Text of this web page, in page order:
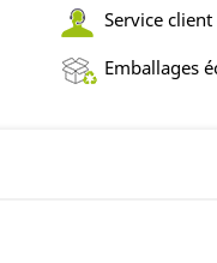
Service
Emballages